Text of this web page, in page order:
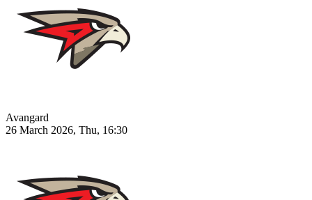
Avangard
26 March 2026, Thu, 16:30